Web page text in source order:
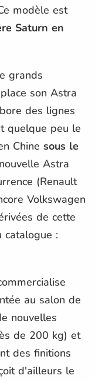
modèle est
Saturn en
grands
son Astra
des lignes
quelque peu le
Chine sous le
Astra
(Renault
Volkswagen
de cette
catalogue :
au salon de
nouvelles
de 200 kg) et
des finitions
d'ailleurs le